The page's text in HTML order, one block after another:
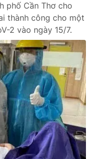
phố Cần Thơ cho
thành công cho một
2 vào ngày 15/7.